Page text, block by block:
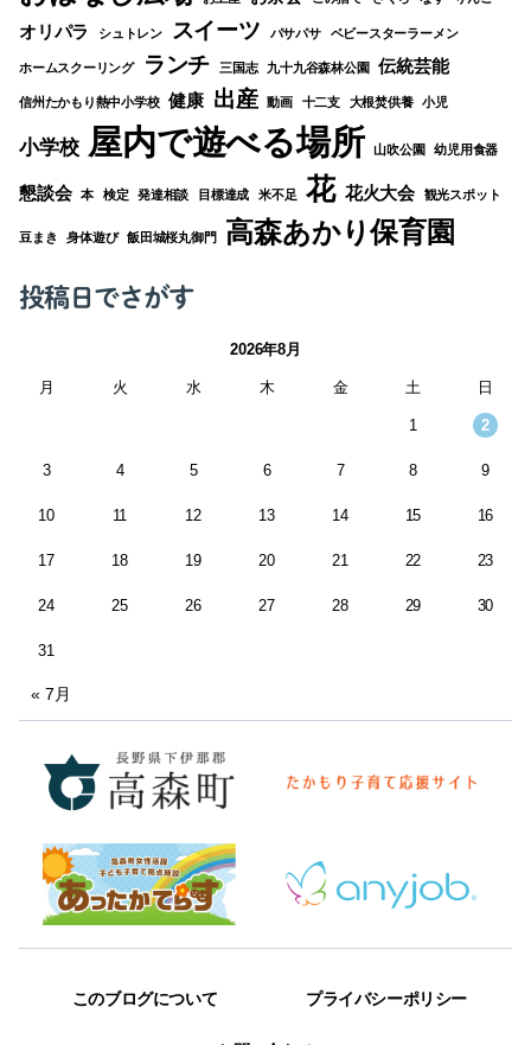
オリパラ シュトレン スイーツ パサパサ ベビースターラーメン
ホームスクーリング ランチ 三国志 九十九谷森林公園 伝統芸能
信州たかもり熱中小学校 健康 出産 動画 十二支 大根焚供養 小児
小学校 屋内で遊べる場所 山吹公園 幼児用食器
懇談会 本 検定 発達相談 目標達成 米不足 花 花火大会 観光スポット
豆まき 身体遊び 飯田城桜丸御門 高森あかり保育園
投稿日でさがす
2026年8月
月 火 水 木 金 土 日
1 2
3 4 5 6 7 8 9
10 11 12 13 14 15 16
17 18 19 20 21 22 23
24 25 26 27 28 29 30
31
« 7月
このブログについて プライバシーポリシー